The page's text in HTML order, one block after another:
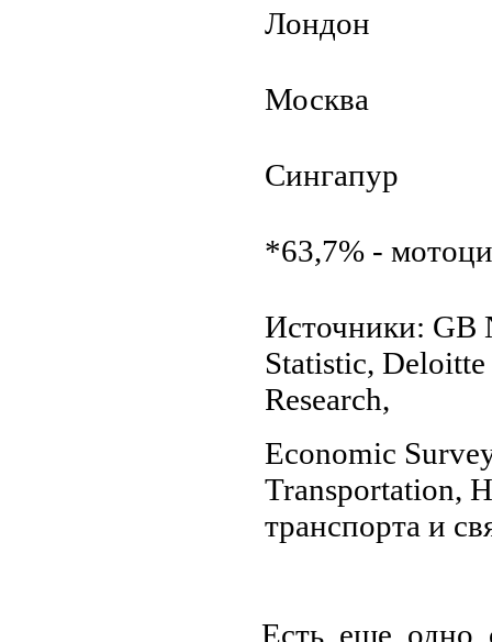
Лондон
Москва
Сингапур
*63,7% -
Источники: GB
Statistic,
Research,
Economic
Transportation,
транспорта и
Есть еще одно